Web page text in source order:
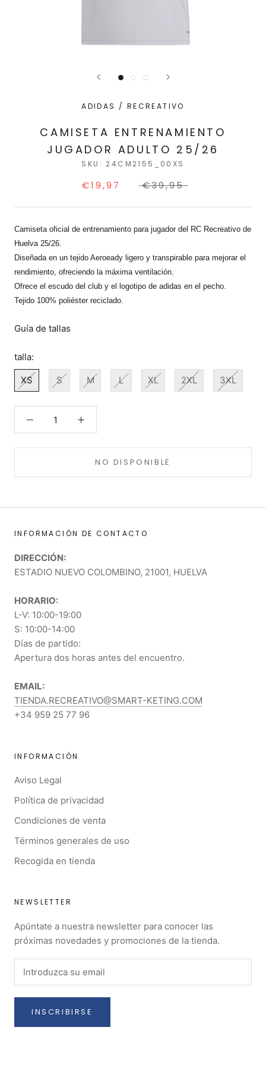
ADIDAS / RECREATIVO
CAMISETA ENTRENAMIENTO
JUGADOR ADULTO 25/26
SKU: 24CM2155_00XS
€19,97 €39,95
Camiseta oficial de entrenamiento para jugador del RC Recreativo de
Huelva 25/26.
Diseñada en un tejido Aeroeady ligero y transpirable para mejorar el
rendimiento, ofreciendo la máxima ventilación.
Ofrece el escudo del club y el logotipo de adidas en el pecho.
Tejido 100% poliéster reciclado.
Guía de tallas
talla:
XS S M L XL 2XL 3XL
NO DISPONIBLE
INFORMACIÓN DE CONTACTO
DIRECCIÓN:
ESTADIO NUEVO COLOMBINO, 21001, HUELVA
HORARIO:
L-V: 10:00-19:00
S: 10:00-14:00
Días de partido:
Apertura dos horas antes del encuentro.
EMAIL:
TIENDA.RECREATIVO@SMART-KETING.COM
+34 959 25 77 96
INFORMACIÓN
Aviso Legal
Política de privacidad
Condiciones de venta
Términos generales de uso
Recogida en tienda
NEWSLETTER
Apúntate a nuestra newsletter para conocer las
próximas novedades y promociones de la tienda.
INSCRIBIRSE